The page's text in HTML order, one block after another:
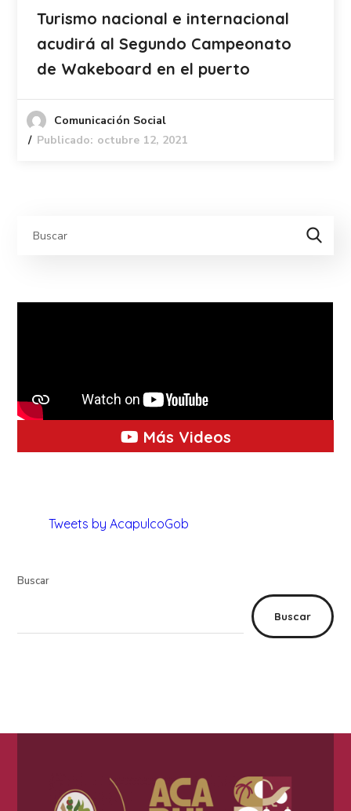
Turismo nacional e internacional
acudirá al Segundo Campeonato
de Wakeboard en el puerto
Comunicación Social
Publicado: octubre 12, 2021
Más Videos
Tweets by AcapulcoGob
Buscar
Buscar